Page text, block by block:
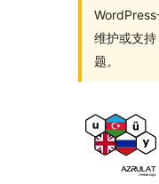
维护或支
题。